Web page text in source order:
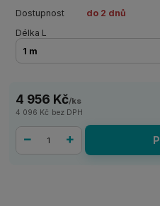
Dostupnost
do 2 dnů
Délka L
4 956 Kč/ks
4 096 Kč bez DPH